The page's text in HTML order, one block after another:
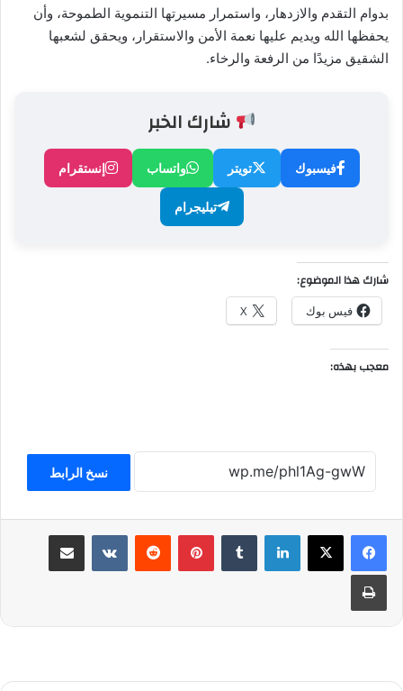
بدوام التقدم والازدهار، واستمرار مسيرتها التنموية الطموحة، وأن
يحفظها الله ويديم عليها نعمة الأمن والاستقرار، ويحقق لشعبها
الشقيق مزيدًا من الرفعة والرخاء.
شارك الخبر
فيسبوك تويتر واتساب إنستقرام
تيليجرام
شارك هذا الموضوع:
فيس بوك X
معجب بهذه:
نسخ الرابط
لينكدإن بينتيريست مشاركة عبر البريد
طباعة